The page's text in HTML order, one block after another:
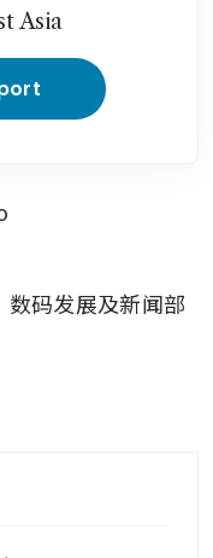
Asia
码发展及新闻部